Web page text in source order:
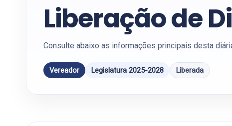
Liberação de
Consulte abaixo as informações principais desta
Vereador Legislatura 2025-2028 Liberada